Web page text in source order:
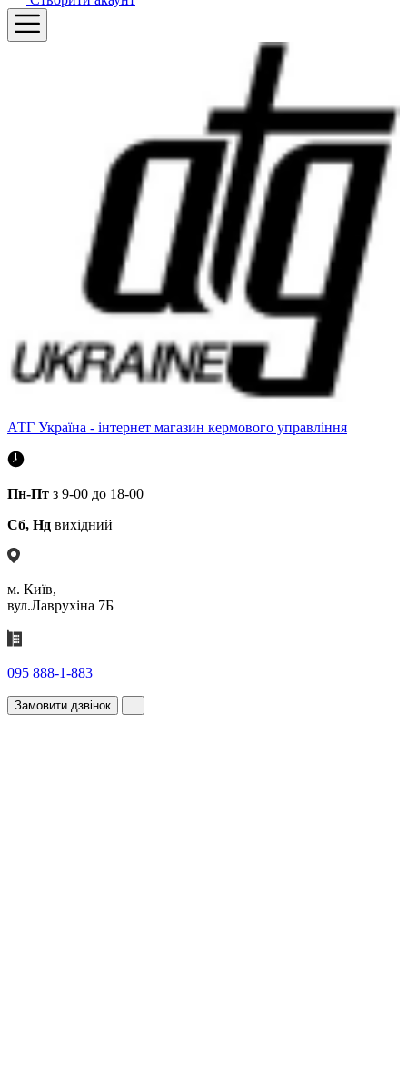
АТГ Україна - інтернет магазин кермового управління
Пн-Пт з 9-00 до 18-00
Сб, Нд вихідний
м. Київ,
вул.Лаврухіна 7Б
095 888-1-883
Замовити дзвінок